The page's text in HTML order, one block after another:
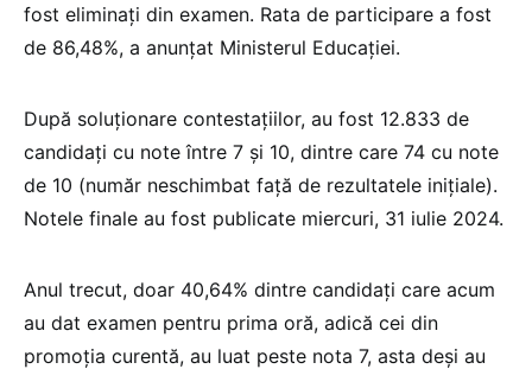
fost eliminați din examen. Rata de participare a fost
de 86,48%, a anunțat Ministerul Educației.
După soluționare contestațiilor, au fost 12.833 de
candidați cu note între 7 și 10, dintre care 74 cu note
de 10 (număr neschimbat față de rezultatele inițiale).
Notele finale au fost publicate miercuri, 31 iulie 2024.
Anul trecut, doar 40,64% dintre candidați care acum
au dat examen pentru prima oră, adică cei din
promoția curentă, au luat peste nota 7, asta deși au